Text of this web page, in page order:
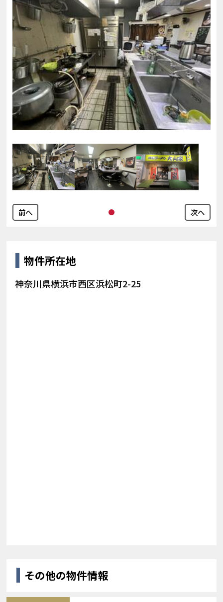
前へ 次へ
物件所在地
神奈川県横浜市西区浜松町2-25
その他の物件情報